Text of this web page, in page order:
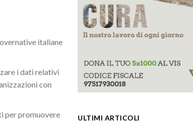
italiane
i dati relativi
con
per promuovere
ULTIMI ARTICOLI